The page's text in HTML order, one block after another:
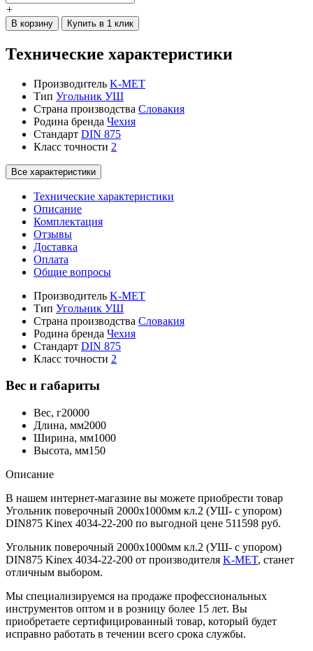
+
В корзину Купить в 1 клик
Технические характеристики
Производитель K-MET
Тип Угольник УШ
Страна производства Словакия
Родина бренда Чехия
Стандарт DIN 875
Класс точности 2
Все характеристики
Технические характеристики
Описание
Комплектация
Отзывы
Доставка
Оплата
Общие вопросы
Производитель K-MET
Тип Угольник УШ
Страна производства Словакия
Родина бренда Чехия
Стандарт DIN 875
Класс точности 2
Вес и габариты
Вес, г20000
Длина, мм2000
Ширина, мм1000
Высота, мм150
Описание
В нашем интернет-магазине вы можете приобрести товар
Угольник поверочный 2000х1000мм кл.2 (УШ- с упором)
DIN875 Kinex 4034-22-200 по выгодной цене 511598 руб.
Угольник поверочный 2000х1000мм кл.2 (УШ- с упором)
DIN875 Kinex 4034-22-200 от производителя K-MET, станет
отличным выбором.
Мы специализируемся на продаже профессиональных
инструментов оптом и в розницу более 15 лет. Вы
приобретаете сертифицированный товар, который будет
исправно работать в течении всего срока службы.